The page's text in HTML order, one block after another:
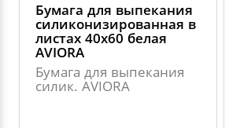
Бумага для выпекания
силиконизированная в
листах 40х60 белая
AVIORA
Бумага для выпекания
силик. AVIORA